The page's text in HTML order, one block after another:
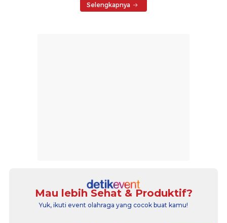
Selengkapnya
Mau lebih Sehat & Produktif?
Yuk, ikuti event olahraga yang cocok buat kamu!